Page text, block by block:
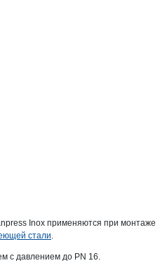
Inox применяются при монтаже
стали.
с давлением до PN 16.